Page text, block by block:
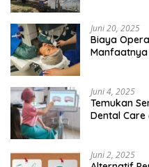
Juni 20, 2025
Biaya
Manfaatnya
Juni 4, 2025
Temukan
Dental Care
Juni 2, 2025